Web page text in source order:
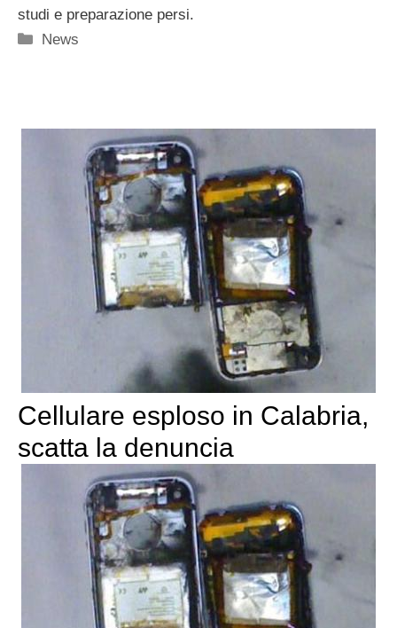
studi e preparazione persi.
Categorie
News
Cellulare esploso in Calabria,
scatta la denuncia